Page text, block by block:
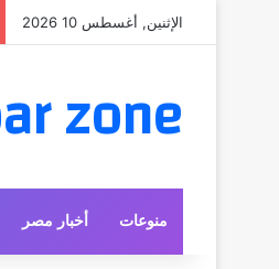
الإثنين, أغسطس 10 2026
zone
منوعات أخبار مصر